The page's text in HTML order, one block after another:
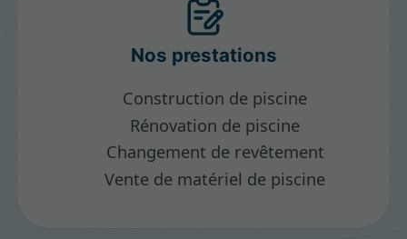
Nos prestations
Construction de piscine
Rénovation de piscine
Changement de revêtement
Vente de matériel de piscine